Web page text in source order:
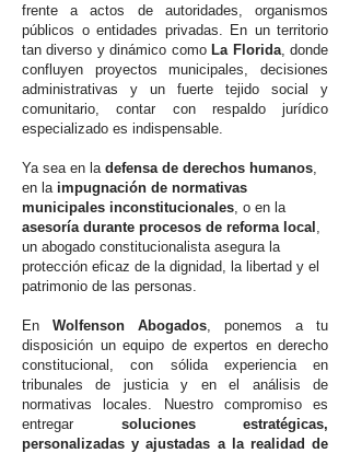
frente a actos de autoridades, organismos
públicos o entidades privadas. En un territorio
tan diverso y dinámico como La Florida, donde
confluyen proyectos municipales, decisiones
administrativas y un fuerte tejido social y
comunitario, contar con respaldo jurídico
especializado es indispensable.
Ya sea en la defensa de derechos humanos,
en la impugnación de normativas
municipales inconstitucionales, o en la
asesoría durante procesos de reforma local ,
un abogado constitucionalista asegura la
protección eficaz de la dignidad, la libertad y el
patrimonio de las personas.
En Wolfenson Abogados, ponemos a tu
disposición un equipo de expertos en derecho
constitucional, con sólida experiencia en
tribunales de justicia y en el análisis de
normativas locales. Nuestro compromiso es
entregar soluciones estratégicas,
personalizadas y ajustadas a la realidad de